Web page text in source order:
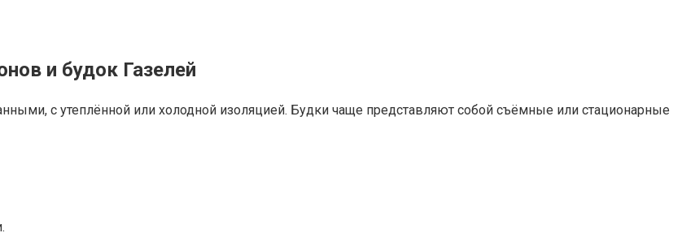
и будок Газелей
с утеплённой или холодной изоляцией. Будки чаще представляют собой съёмные или стационарные